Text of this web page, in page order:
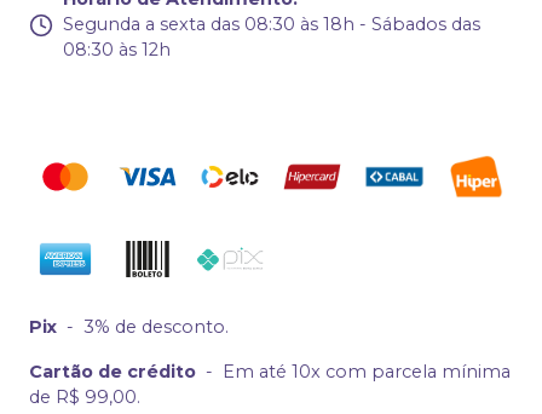
Segunda a sexta das 08:30 às 18h - Sábados das
08:30 às 12h
Pix - 3% de desconto.
Cartão de crédito -
Em até 10x com parcela mínima
de R$ 99,00.